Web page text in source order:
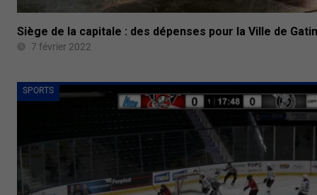
Siège de la capitale : des dépenses pour la Ville de
7 février 2022
SPORTS